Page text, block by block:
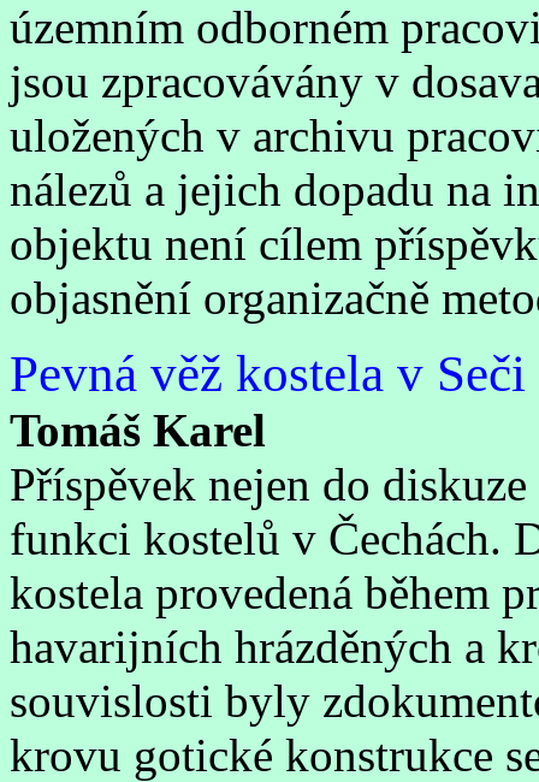
územním odborném
jsou zpracovávány v
uložených v archivu
nálezů a jejich dopadu na
objektu není cílem
objasnění organizačně
Pevná věž kostela v
Tomáš Karel
Příspěvek nejen do
funkci kostelů v Čechách.
kostela provedená během
havarijních hrázděných a
souvislosti byly
krovu gotické konstrukce